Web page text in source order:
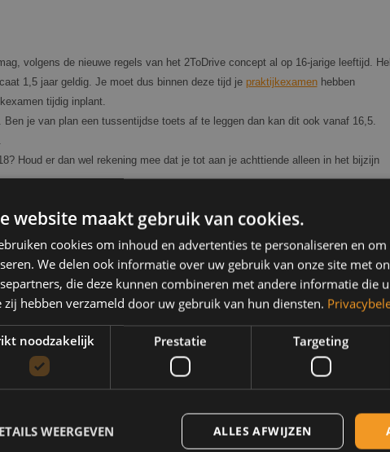
volgens de nieuwe regels van het 2ToDrive concept al op 16-jarige leeftijd.
1,5 jaar geldig. Je moet dus binnen deze tijd je praktijkexamenhebben
tijdig inplant.
je van plan een tussentijdse toets af te leggen dan kan dit ook vanaf 16,5.
Houd er dan wel rekening mee dat je tot aan je achttiende alleen in het bijzijn
theoriecertificaat
blijft 1,5 jaar
geldig.”
op de website van hetCBR. Je kunt dan
bij het maken van de reservering. Het
zich op de Heerbaan 4 te Breda.
naar het theorie examen. Als je
je theoriecertificaat nog 1,5 jaar geldig.
theorie wordt je door het CBR geaccepteerd
website maakt gebruik van cookies.
cookies om inhoud en advertenties te personaliseren en
We delen ook informatie over uw gebruik van onze site met
die deze kunnen combineren met andere informatie die
zij hebben verzameld door uw gebruik van hun diensten.
noodzakelijk Prestatie Targeting
ALLES AFWIJZEN
WEERGEVEN